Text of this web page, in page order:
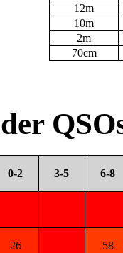
12m
10m
2m
70cm
0-2 3-5 6-8
26 58